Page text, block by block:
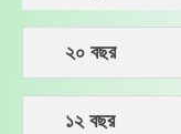
২০ বছর
১২ বছর